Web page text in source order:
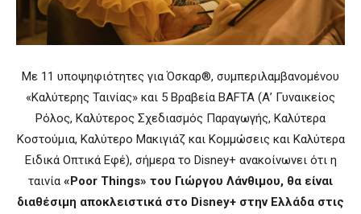
Με 11 υποψηφιότητες για Όσκαρ®, συμπεριλαμβανομένου
«Καλύτερης Ταινίας» και 5 Βραβεία BAFTA (Α’ Γυναικείος
Ρόλος, Καλύτερος Σχεδιασμός Παραγωγής, Καλύτερα
Κοστούμια, Καλύτερο Μακιγιάζ και Κομμώσεις και Καλύτερα
Ειδικά Οπτικά Εφέ), σήμερα το Disney+ ανακοίνωνει ότι η
ταινία «Poor Things» του Γιώργου Λάνθιμου, θα είναι
διαθέσιμη αποκλειστικά στο Disney+ στην Ελλάδα στις